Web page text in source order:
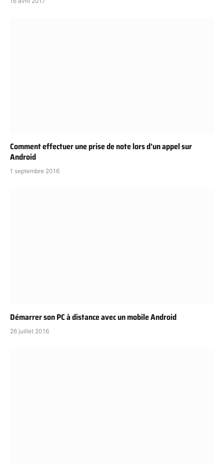
Comment effectuer une prise de note lors d’un appel sur
Android
1 septembre 2016
Démarrer son PC à distance avec un mobile Android
26 juillet 2016